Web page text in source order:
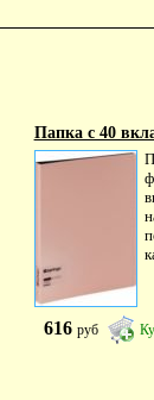
Папка с 40
616 руб